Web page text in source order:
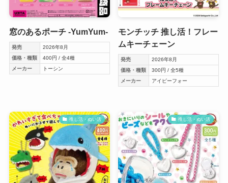
窓のあるポーチ -YumYum-
発売
2026年8月
価格・種類
400円 / 全4種
メーカー
トーシン
モンチッチ 推し活！フレー
ムキーチェーン
発売
2026年8月
価格・種類
300円 / 全5種
メーカー
アイピーフォー
推し活・ぬい活 推し活・ぬい活